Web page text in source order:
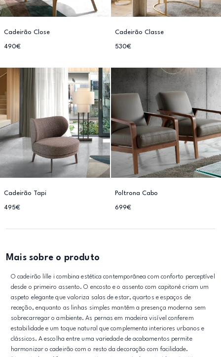
Cadeirão Close
490€
Cadeirão Classe
530€
Cadeirão Tapi
495€
Poltrona Cabo
699€
Mais sobre o produto
O cadeirão lille i combina estética contemporânea com conforto perceptível
desde o primeiro assento. O encosto e o assento com capitoné criam um
aspeto elegante que valoriza salas de estar, quartos e espaços de
receção, enquanto as linhas simples mantêm a presença moderna sem
sobrecarregar o ambiente. As pernas em madeira visível conferem
estabilidade e um toque natural que complementa interiores urbanos e
clássicos. A escolha entre uma variedade de acabamentos permite
harmonizar o cadeirão com o resto da decoração com facilidade.